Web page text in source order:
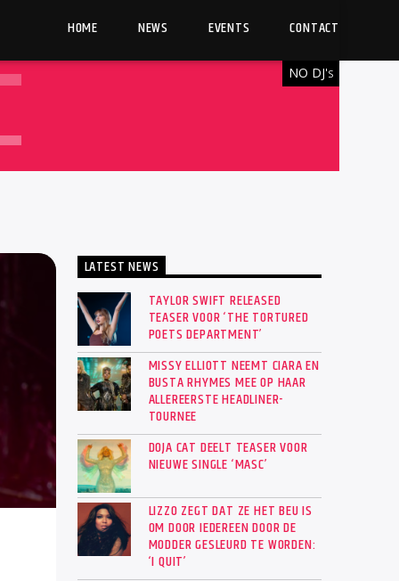
HOME NEWS EVENTS CONTACT
NO DJ'S
LATEST NEWS
TAYLOR SWIFT RELEASED
TEASER VOOR ‘THE TORTURED
POETS DEPARTMENT’
MISSY ELLIOTT NEEMT CIARA EN
BUSTA RHYMES MEE OP HAAR
ALLEREERSTE HEADLINER-
TOURNEE
DOJA CAT DEELT TEASER VOOR
NIEUWE SINGLE ‘MASC’
LIZZO ZEGT DAT ZE HET BEU IS
OM DOOR IEDEREEN DOOR DE
MODDER GESLEURD TE WORDEN:
‘I QUIT’